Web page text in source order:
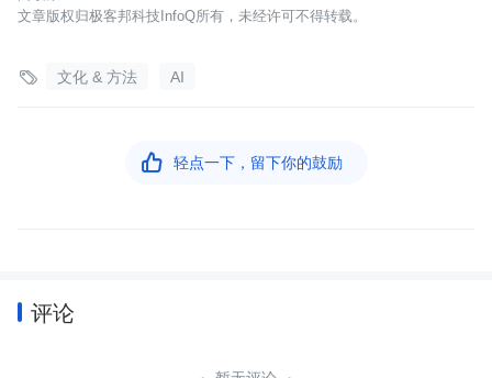
文章版权归极客邦科技InfoQ所有，未经许可不得转载。
 文化 & 方法 AI
 轻点一下，留下你的鼓励
评论